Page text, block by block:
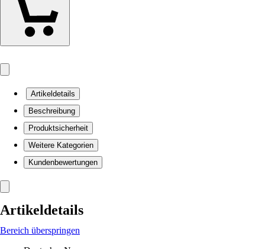
Artikeldetails
Beschreibung
Produktsicherheit
Weitere Kategorien
Kundenbewertungen
Artikeldetails
Bereich überspringen